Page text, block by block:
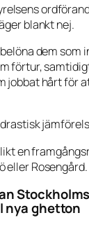
blankt nej.
dem som
förtur,
jobbat hårt för
en
eller Rosengård.
nya ghetton